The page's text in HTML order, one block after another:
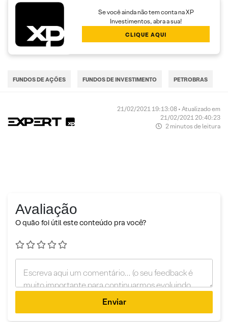
Se você ainda não tem conta na XP
Investimentos, abra a sua!
CLIQUE AQUI
FUNDOS DE AÇÕES FUNDOS DE INVESTIMENTO PETROBRAS
21/02/2021 19:13:08 • Atualizado em
21/02/2021 20:40:23
2 minutos de leitura
Avaliação
O quão foi útil este conteúdo pra você?
Enviar